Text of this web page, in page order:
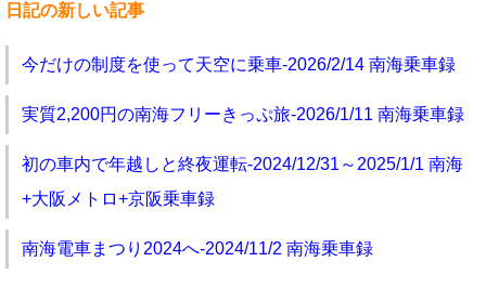
日記の新しい記事
今だけの制度を使って天空に乗車-2026/2/14 南海乗車録
実質2,200円の南海フリーきっぷ旅-2026/1/11 南海乗車録
初の車内で年越しと終夜運転-2024/12/31～2025/1/1 南海
+大阪メトロ+京阪乗車録
南海電車まつり2024へ-2024/11/2 南海乗車録